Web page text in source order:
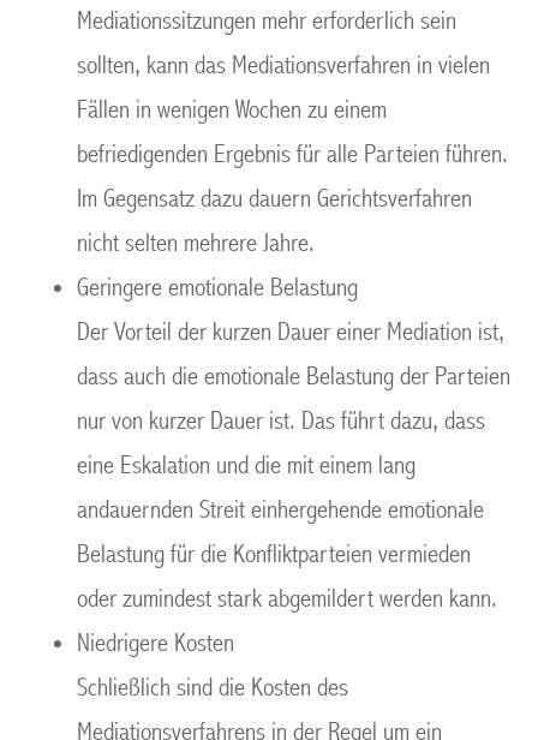
Mediationssitzungen mehr erforderlich sein
sollten, kann das Mediationsverfahren in vielen
Fällen in wenigen Wochen zu einem
befriedigenden Ergebnis für alle Parteien führen.
Im Gegensatz dazu dauern Gerichtsverfahren
nicht selten mehrere Jahre.
Geringere emotionale Belastung
Der Vorteil der kurzen Dauer einer Mediation ist,
dass auch die emotionale Belastung der Parteien
nur von kurzer Dauer ist. Das führt dazu, dass
eine Eskalation und die mit einem lang
andauernden Streit einhergehende emotionale
Belastung für die Konfliktparteien vermieden
oder zumindest stark abgemildert werden kann.
Niedrigere Kosten
Schließlich sind die Kosten des
Mediationsverfahrens in der Regel um ein